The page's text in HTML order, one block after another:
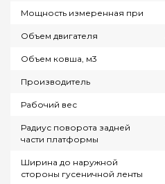
Мощность измеренная при
Объем двигателя
Объем ковша, м3
Производитель
Рабочий вес
Радиус поворота задней
части платформы
Ширина до наружной
стороны гусеничной ленты